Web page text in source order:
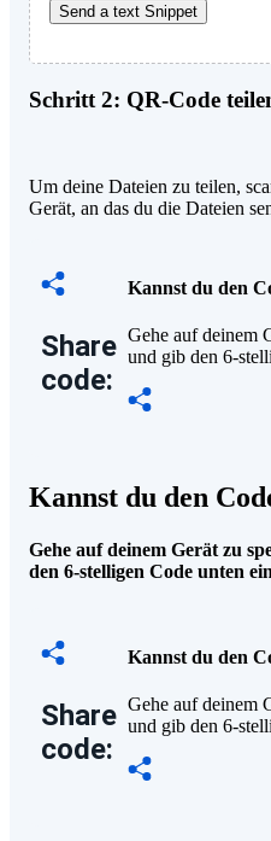
Send a text Snippet
Schritt 2: QR-Code
Um deine Dateien zu teilen,
Gerät, an das du die Dateien
Share
code:
Kannst du den
Gehe auf deinem
und gib den 6-
Kannst du den
Gehe auf deinem Gerät zu
den 6-stelligen Code unten
Share
code:
Kannst du den
Gehe auf deinem
und gib den 6-